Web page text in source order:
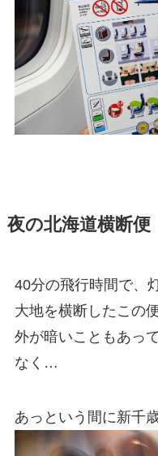
夜の北海道横断便
40分の飛行時間で、
大地を横断したこの便
外が暗いこともあっ
なく…
あっという間に新千